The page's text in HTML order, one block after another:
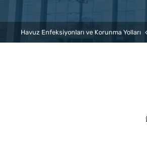
Havuz Enfeksiyonları ve Korunma Yolları